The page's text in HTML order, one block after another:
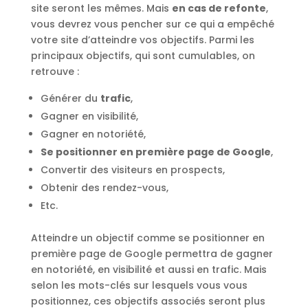
site seront les mêmes. Mais en cas de refonte,
vous devrez vous pencher sur ce qui a empêché
votre site d’atteindre vos objectifs. Parmi les
principaux objectifs, qui sont cumulables, on
retrouve :
Générer du trafic,
Gagner en visibilité,
Gagner en notoriété,
Se positionner en première page de Google,
Convertir des visiteurs en prospects,
Obtenir des rendez-vous,
Etc.
Atteindre un objectif comme se positionner en
première page de Google permettra de gagner
en notoriété, en visibilité et aussi en trafic. Mais
selon les mots-clés sur lesquels vous vous
positionnez, ces objectifs associés seront plus